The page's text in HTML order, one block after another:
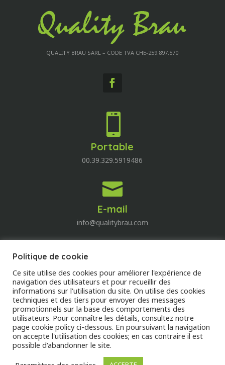
QUALITY BRAU SARL – CODE TVA CHE-259.897.570

Portable
00.39.329.5919486

E-mail
info@qualitybrau.com
Quality Wine
Découvrez le monde du vin!
DECOUVREZ
Pricacy Policy –Cookie Policy
Politique de cookie
Ce site utilise des cookies pour améliorer l'expérience de
navigation des utilisateurs et pour recueillir des
informations sur l'utilisation du site. On utilise des cookies
techniques et des tiers pour envoyer des messages
promotionnels sur la base des comportements des
utilisateurs. Pour connaître les détails, consultez notre
page cookie policy ci-dessous. En poursuivant la navigation
on accepte l'utilisation des cookies; en cas contraire il est
possible d'abandonner le site.